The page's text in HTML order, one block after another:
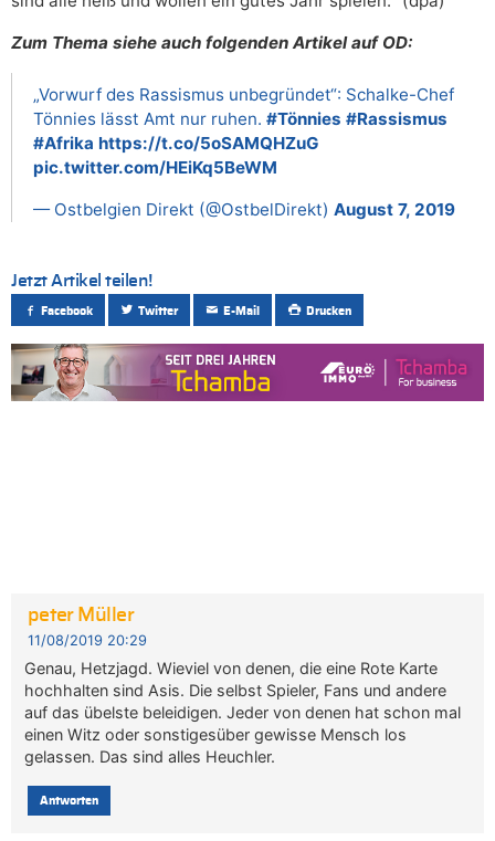
Zum Thema siehe auch folgenden Artikel auf OD:
„Vorwurf des Rassismus unbegründet“: Schalke-Chef
Tönnies lässt Amt nur ruhen. #Tönnies #Rassismus
#Afrika https://t.co/5oSAMQHZuG
pic.twitter.com/HEiKq5BeWM
— Ostbelgien Direkt (@OstbelDirekt) August 7, 2019
Jetzt Artikel teilen!
Facebook Twitter E-Mail Drucken
peter Müller
11/08/2019 20:29
Genau, Hetzjagd. Wieviel von denen, die eine Rote Karte
hochhalten sind Asis. Die selbst Spieler, Fans und andere
auf das übelste beleidigen. Jeder von denen hat schon mal
einen Witz oder sonstigesüber gewisse Mensch los
gelassen. Das sind alles Heuchler.
Antworten